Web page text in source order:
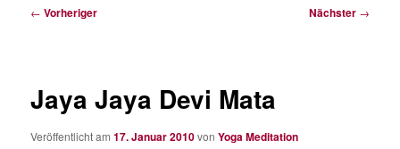
Beitragsnavigation
← Vorheriger Nächster →
Jaya Jaya Devi Mata
Veröffentlicht am17. Januar 2010vonYoga Meditation